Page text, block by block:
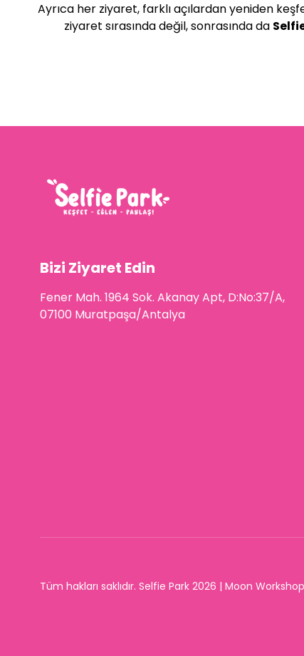
Ayrıca her ziyaret, farklı açılardan yeniden
ziyaret sırasında değil, sonrasında da
Bizi Ziyaret Edin
Fener Mah. 1964 Sok. Akanay Apt, D:No:37/A,
07100 Muratpaşa/Antalya
Tüm hakları saklıdır. Selfie Park 2026 | Moon Workshop